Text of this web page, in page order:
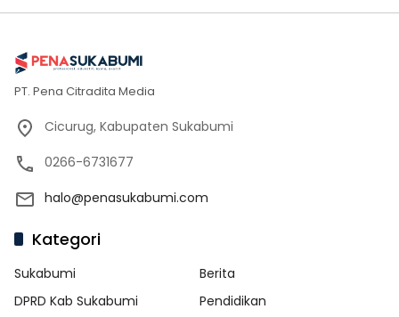
PT. Pena Citradita Media
Cicurug, Kabupaten Sukabumi
0266-6731677
halo@penasukabumi.com
Kategori
Sukabumi
Berita
DPRD Kab Sukabumi
Pendidikan